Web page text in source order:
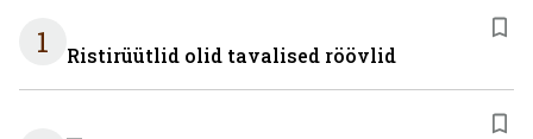
1 Ristirüütlid olid tavalised röövlid